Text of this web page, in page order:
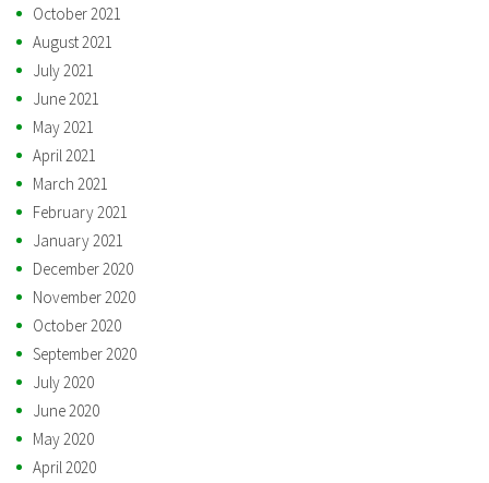
October 2021
August 2021
July 2021
June 2021
May 2021
April 2021
March 2021
February 2021
January 2021
December 2020
November 2020
October 2020
September 2020
July 2020
June 2020
May 2020
April 2020